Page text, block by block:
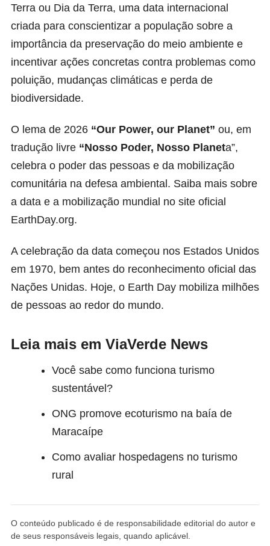
Terra ou Dia da Terra, uma data internacional
criada para conscientizar a população sobre a
importância da preservação do meio ambiente e
incentivar ações concretas contra problemas como
poluição, mudanças climáticas e perda de
biodiversidade.
O lema de 2026 “Our Power, our Planet” ou, em
tradução livre “Nosso Poder, Nosso Planeta”,
celebra o poder das pessoas e da mobilização
comunitária na defesa ambiental. Saiba mais sobre
a data e a mobilização mundial no site oficial
EarthDay.org.
A celebração da data começou nos Estados Unidos
em 1970, bem antes do reconhecimento oficial das
Nações Unidas. Hoje, o Earth Day mobiliza milhões
de pessoas ao redor do mundo.
Leia mais em ViaVerde News
Você sabe como funciona turismo
sustentável?
ONG promove ecoturismo na baía de
Maracaípe
Como avaliar hospedagens no turismo
rural
O conteúdo publicado é de responsabilidade editorial do autor e
de seus responsáveis legais, quando aplicável.